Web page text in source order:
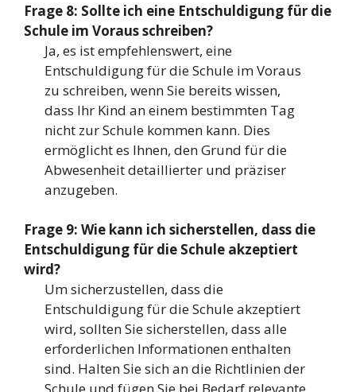
Frage 8: Sollte ich eine Entschuldigung für die
Schule im Voraus schreiben?
Ja, es ist empfehlenswert, eine
Entschuldigung für die Schule im Voraus
zu schreiben, wenn Sie bereits wissen,
dass Ihr Kind an einem bestimmten Tag
nicht zur Schule kommen kann. Dies
ermöglicht es Ihnen, den Grund für die
Abwesenheit detaillierter und präziser
anzugeben.
Frage 9: Wie kann ich sicherstellen, dass die
Entschuldigung für die Schule akzeptiert
wird?
Um sicherzustellen, dass die
Entschuldigung für die Schule akzeptiert
wird, sollten Sie sicherstellen, dass alle
erforderlichen Informationen enthalten
sind. Halten Sie sich an die Richtlinien der